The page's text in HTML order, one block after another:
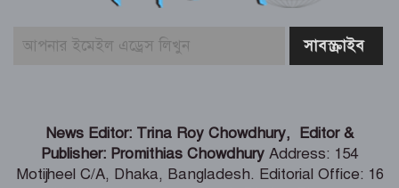
গণঅভ্যুত্থানের নৃশংসতার বিচার: প্রতিমন্ত্রী
মীর হেলাল
সুপ্রিম কোর্টে ২৬৫ আইন কর্মকর্তা নিয়োগ:
News Editor: Trina Roy Chowdhury, Editor &
Publisher: Promithias Chowdhury Address: 154
Motijheel C/A, Dhaka, Bangladesh. Editorial Office: 16